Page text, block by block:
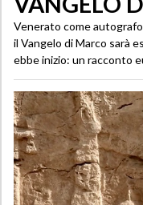
Venerato come
il Vangelo di Marco sarà
ebbe inizio: un racconto